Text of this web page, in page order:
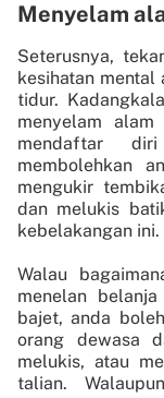
Menyelam
Seterusnya,
kesihatan mental
tidur.
menyelam
mendaftar
membolehkan
mengukir
dan melukis
kebelakangan ini.
Walau
menelan
bajet, anda
orang dewasa
melukis, atau
talian.